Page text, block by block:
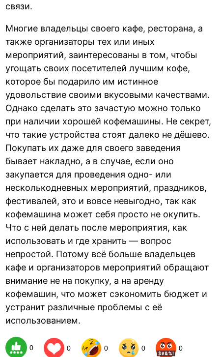
связи.
Многие владельцы своего кафе, ресторана, а
также организаторы тех или иных
мероприятий, заинтересованы в том, чтобы
угощать своих посетителей лучшим кофе,
которое бы подарило им истинное
удовольствие своими вкусовыми качествами.
Однако сделать это зачастую можно только
при наличии хорошей кофемашины. Не секрет,
что такие устройства стоят далеко не дёшево.
Покупать их даже для своего заведения
бывает накладно, а в случае, если оно
закупается для проведения одно- или
несколькодневных мероприятий, праздников,
фестивалей, это и вовсе невыгодно, так как
кофемашина может себя просто не окупить.
Что с ней делать после мероприятия, как
использовать и где хранить — вопрос
непростой. Потому всё больше владельцев
кафе и организаторов мероприятий обращают
внимание не на покупку, а на аренду
кофемашин, что может сэкономить бюджет и
устранит различные проблемы с её
использованием.
0 0 0 0 0